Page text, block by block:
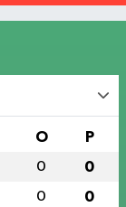
O P
0 0
0 0